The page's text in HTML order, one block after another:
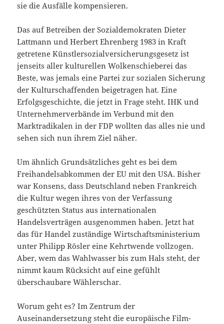
sie die Ausfälle kompensieren.
Das auf Betreiben der Sozialdemokraten Dieter
Lattmann und Herbert Ehrenberg 1983 in Kraft
getretene Künstlersozialversicherungsgesetz ist
jenseits aller kulturellen Wolkenschieberei das
Beste, was jemals eine Partei zur sozialen Sicherung
der Kulturschaffenden beigetragen hat. Eine
Erfolgsgeschichte, die jetzt in Frage steht. IHK und
Unternehmerverbände im Verbund mit den
Marktradikalen in der FDP wollten das alles nie und
sehen sich nun ihrem Ziel näher.
Um ähnlich Grundsätzliches geht es bei dem
Freihandelsabkommen der EU mit den USA. Bisher
war Konsens, dass Deutschland neben Frankreich
die Kultur wegen ihres von der Verfassung
geschützten Status aus internationalen
Handelsverträgen ausgenommen haben. Jetzt hat
das für Handel zuständige Wirtschaftsministerium
unter Philipp Rösler eine Kehrtwende vollzogen.
Aber, wem das Wahlwasser bis zum Hals steht, der
nimmt kaum Rücksicht auf eine gefühlt
überschaubare Wählerschar.
Worum geht es? Im Zentrum der
Auseinandersetzung steht die europäische Film-